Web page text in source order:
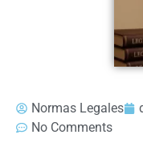
Normas Legales
No Comments